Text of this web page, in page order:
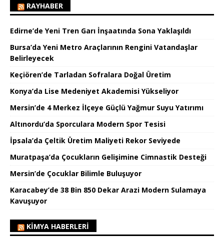
RAYHABER
Edirne’de Yeni Tren Garı İnşaatında Sona Yaklaşıldı
Bursa’da Yeni Metro Araçlarının Rengini Vatandaşlar
Belirleyecek
Keçiören’de Tarladan Sofralara Doğal Üretim
Konya’da Lise Medeniyet Akademisi Yükseliyor
Mersin’de 4 Merkez İlçeye Güçlü Yağmur Suyu Yatırımı
Altınordu’da Sporculara Modern Spor Tesisi
İpsala’da Çeltik Üretim Maliyeti Rekor Seviyede
Muratpaşa’da Çocukların Gelişimine Cimnastik Desteği
Mersin’de Çocuklar Bilimle Buluşuyor
Karacabey’de 38 Bin 850 Dekar Arazi Modern Sulamaya
Kavuşuyor
KIMYA HABERLERI